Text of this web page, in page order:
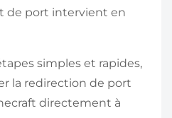
de port intervient en
simples et rapides,
la redirection de port
directement à